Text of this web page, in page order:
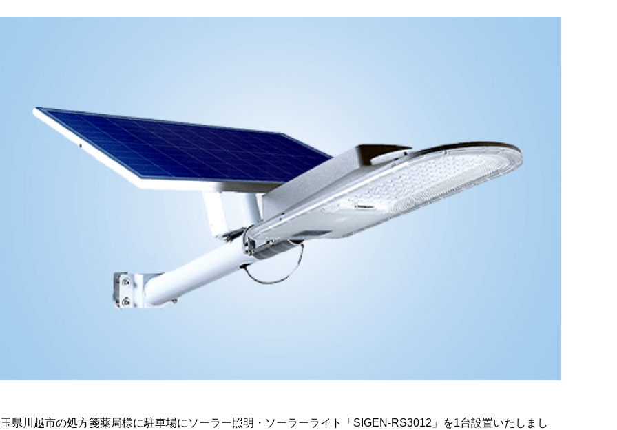
県川越市の処方箋薬局様に駐車場にソーラー照明・ソーラーライト「SIGEN-RS3012」を1台設置いたしまし